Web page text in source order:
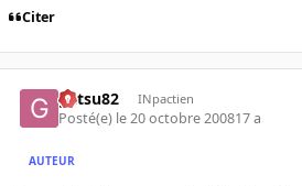
Citer
gatsu82 INpactien
Posté(e) le 20 octobre 200817 a
AUTEUR